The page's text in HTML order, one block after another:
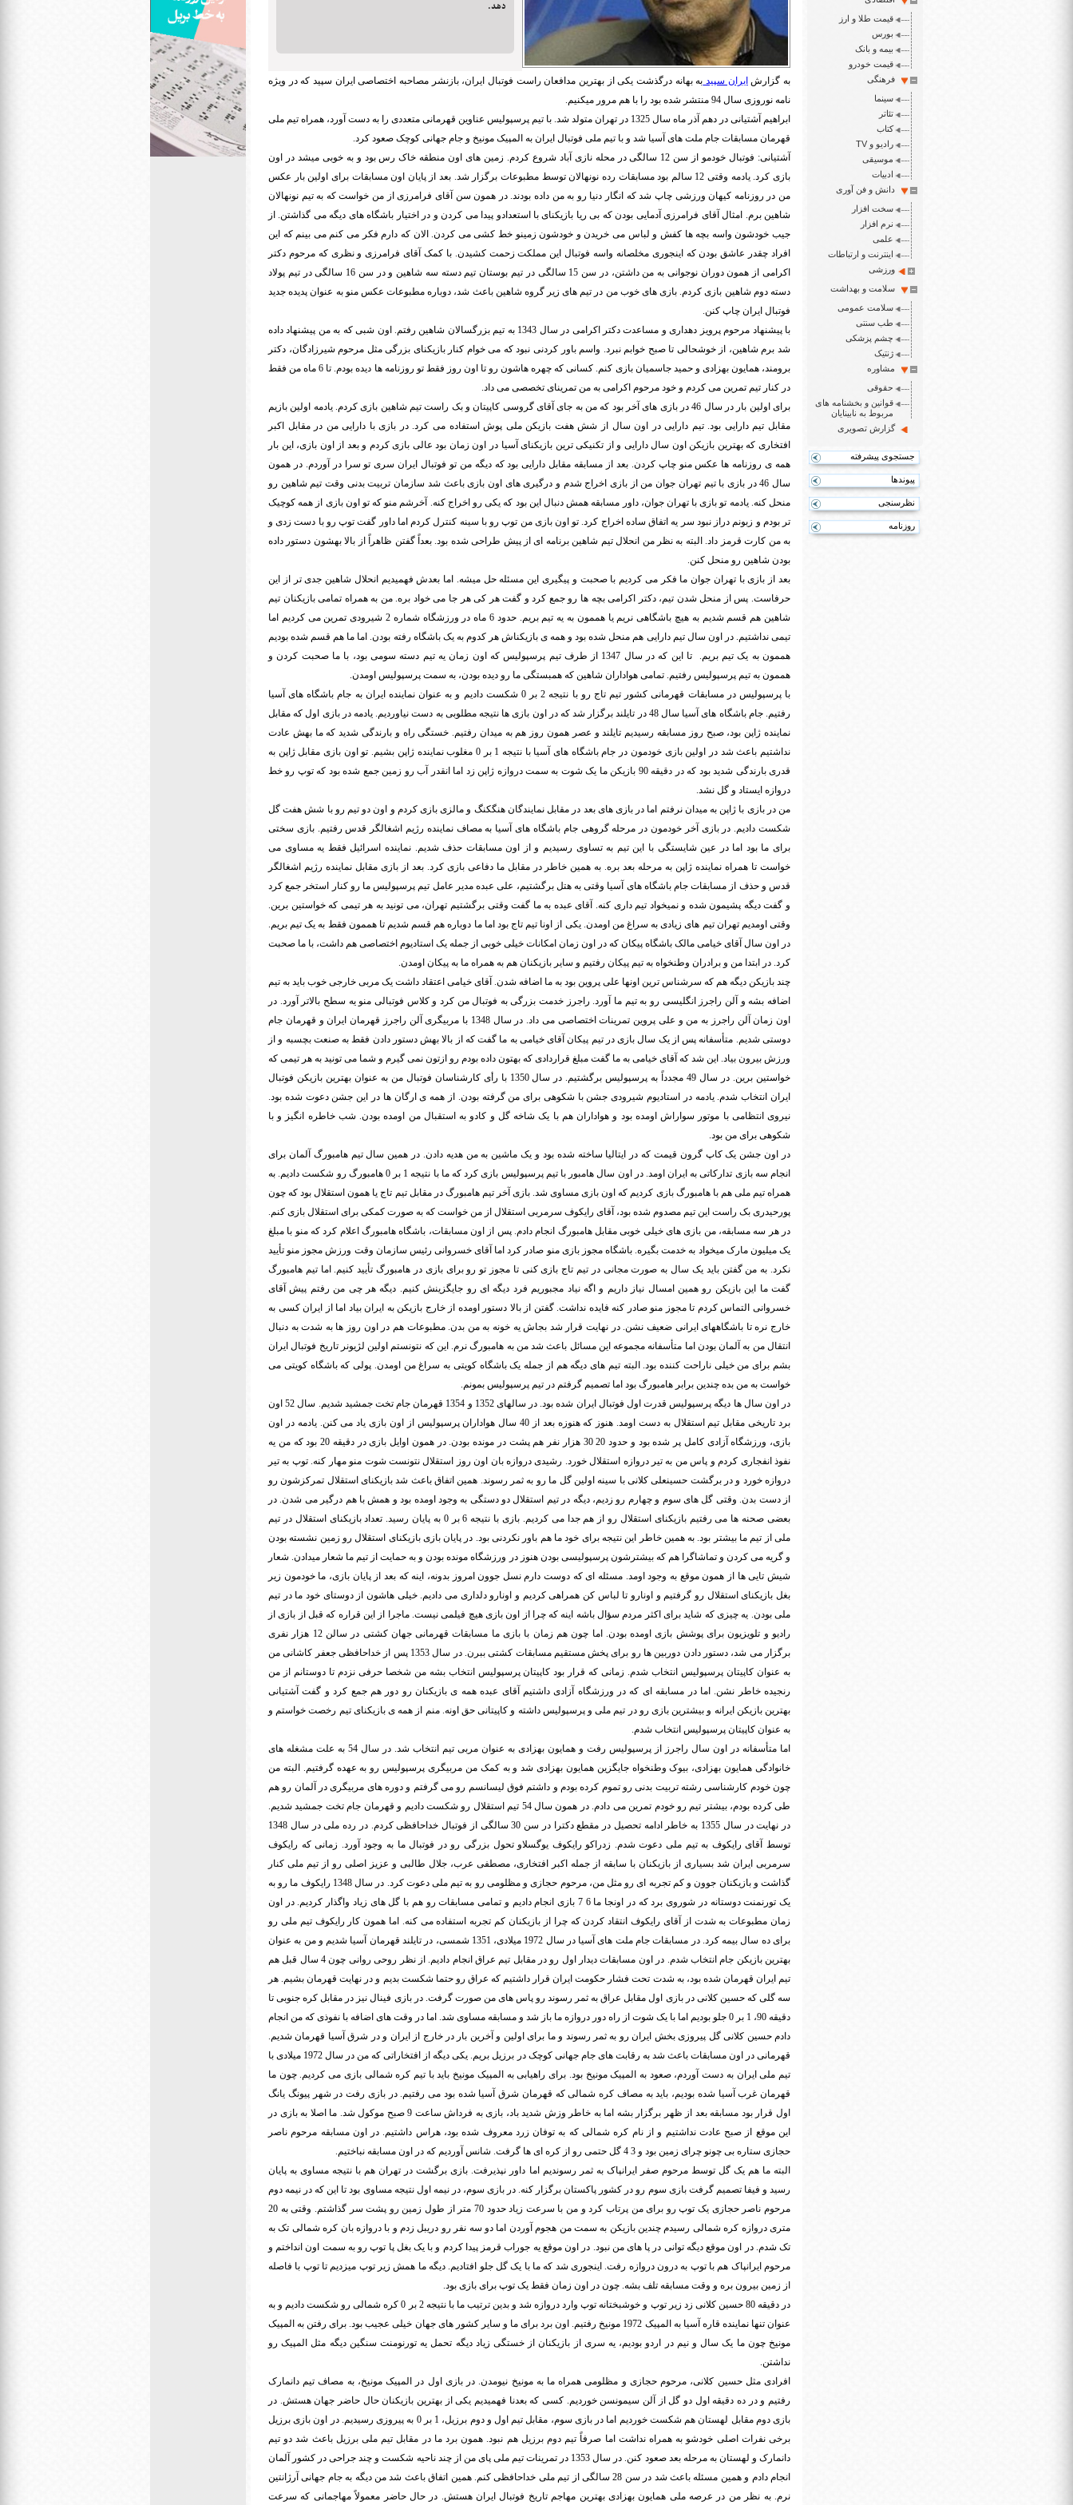
قیمت طلا و ارز
بورس
بیمه و بانک
قیمت خودرو
فرهنگی
سینما
تئاتر
کتاب
رادیو و TV
موسیقی
ادبیات
دانش و فن آوری
سخت افزار
نرم افزار
علمی
اینترنت و ارتباطات
ورزشی
سلامت و بهداشت
سلامت عمومی
طب سنتی
چشم پزشکی
ژنتیک
مشاوره
حقوقی
قوانین و بخشنامه های
مربوط به نابینایان
گزارش تصویری
جستجوی پیشرفته
پیوندها
نظرسنجی
روزنامه
دهد.
به گزارش ایران سپید به بهانه درگذشت یکی از بهترین مدافعان راست فوتبال ایران، بازنشر مصاحبه اختصاصی ایران سپید که در ویژه
نامه نوروزی سال 94 منتشر شده بود را با هم مرور میکنیم.
ابراهیم آشتیانی در دهم آذر ماه سال 1325 در تهران متولد شد. با تیم پرسپولیس عناوین قهرمانی متعددی را به دست آورد، همراه تیم ملی
قهرمان مسابقات جام ملت های آسیا شد و با تیم ملی فوتبال ایران به المپیک مونیخ و جام جهانی کوچک صعود کرد.
آشتیانی: فوتبال خودمو از سن 12 سالگی در محله نازی آباد شروع کردم. زمین های اون منطقه خاک رس بود و به خوبی میشد در اون
بازی کرد. یادمه وقتی 12 سالم بود مسابقات رده نونهالان توسط مطبوعات برگزار شد. بعد از پایان اون مسابقات برای اولین بار عکس
من در روزنامه کیهان ورزشی چاپ شد که انگار دنیا رو به من داده بودند. در همون سن آقای فرامرزی از من خواست که به تیم نونهالان
شاهین برم. امثال آقای فرامرزی آدمایی بودن که بی ریا بازیکنای با استعدادو پیدا می کردن و در اختیار باشگاه های دیگه می گذاشتن. از
جیب خودشون واسه بچه ها کفش و لباس می خریدن و خودشون زمینو خط کشی می کردن. الان که دارم فکر می کنم می بینم که این
افراد چقدر عاشق بودن که اینجوری مخلصانه واسه فوتبال این مملکت زحمت کشیدن. با کمک آقای فرامرزی و نظری که مرحوم دکتر
اکرامی از همون دوران نوجوانی به من داشتن، در سن 15 سالگی در تیم بوستان تیم دسته سه شاهین و در سن 16 سالگی در تیم پولاد
دسته دوم شاهین بازی کردم. بازی های خوب من در تیم های زیر گروه شاهین باعث شد، دوباره مطبوعات عکس منو به عنوان پدیده جدید
فوتبال ایران چاپ کنن.
با پیشنهاد مرحوم پرویز دهداری و مساعدت دکتر اکرامی در سال 1343 به تیم بزرگسالان شاهین رفتم. اون شبی که به من پیشنهاد داده
شد برم شاهین، از خوشحالی تا صبح خوابم نبرد. واسم باور کردنی نبود که می خوام کنار بازیکنای بزرگی مثل مرحوم شیرزادگان، دکتر
برومند، همایون بهزادی و حمید جاسمیان بازی کنم. کسانی که چهره هاشون رو تا اون روز فقط تو روزنامه ها دیده بودم. تا 6 ماه من فقط
در کنار تیم تمرین می کردم و خود مرحوم اکرامی به من تمرینای تخصصی می داد.
برای اولین بار در سال 46 در بازی های آخر بود که من به جای آقای گروسی کاپیتان و بک راست تیم شاهین بازی کردم. یادمه اولین بازیم
مقابل تیم دارایی بود. تیم دارایی در اون سال از شش هفت بازیکن ملی پوش استفاده می کرد. در بازی با دارایی من در مقابل اکبر
افتخاری که بهترین بازیکن اون سال دارایی و از تکنیکی ترین بازیکنای آسیا در اون زمان بود عالی بازی کردم و بعد از اون بازی، این بار
همه ی روزنامه ها عکس منو چاپ کردن. بعد از مسابقه مقابل دارایی بود که دیگه من تو فوتبال ایران سری تو سرا در آوردم. در همون
سال 46 در بازی با تیم تهران جوان من از بازی اخراج شدم و درگیری های اون بازی باعث شد سازمان تربیت بدنی وقت تیم شاهین رو
منحل کنه. یادمه تو بازی با تهران جوان، داور مسابقه همش دنبال این بود که یکی رو اخراج کنه. آخرشم منو که تو اون بازی از همه کوچیک
تر بودم و زبونم دراز نبود سر یه اتفاق ساده اخراج کرد. تو اون بازی من توپ رو با سینه کنترل کردم اما داور گفت توپ رو با دست زدی و
به من کارت قرمز داد. البته به نظر من انحلال تیم شاهین برنامه ای از پیش طراحی شده بود. بعداً گفتن ظاهراً از بالا بهشون دستور داده
بودن شاهین رو منحل کنن.
بعد از بازی با تهران جوان ما فکر می کردیم با صحبت و پیگیری این مسئله حل میشه. اما بعدش فهمیدیم انحلال شاهین جدی تر از این
حرفاست. پس از منحل شدن تیم، دکتر اکرامی بچه ها رو جمع کرد و گفت هر کی هر جا می خواد بره. من به همراه تمامی بازیکنان تیم
شاهین هم قسم شدیم به هیچ باشگاهی نریم یا هممون به یه تیم بریم. حدود 6 ماه در ورزشگاه شماره 2 شیرودی تمرین می کردیم اما
تیمی نداشتیم. در اون سال تیم دارایی هم منحل شده بود و همه ی بازیکناش هر کدوم به یک باشگاه رفته بودن. اما ما هم قسم شده بودیم
هممون به یک تیم بریم. تا این که در سال 1347 از طرف تیم پرسپولیس که اون زمان یه تیم دسته سومی بود، با ما صحبت کردن و
هممون به تیم پرسپولیس رفتیم. تمامی هواداران شاهین که همبستگی ما رو دیده بودن، به سمت پرسپولیس اومدن.
با پرسپولیس در مسابقات قهرمانی کشور تیم تاج رو با نتیجه 2 بر 0 شکست دادیم و به عنوان نماینده ایران به جام باشگاه های آسیا
رفتیم. جام باشگاه های آسیا سال 48 در تایلند برگزار شد که در اون بازی ها نتیجه مطلوبی به دست نیاوردیم. یادمه در بازی اول که مقابل
نماینده ژاپن بود، صبح روز مسابقه رسیدیم تایلند و عصر همون روز هم به میدان رفتیم. خستگی راه و بارندگی شدید که ما بهش عادت
نداشتیم باعث شد در اولین بازی خودمون در جام باشگاه های آسیا با نتیجه 1 بر 0 مغلوب نماینده ژاپن بشیم. تو اون بازی مقابل ژاپن به
قدری بارندگی شدید بود که در دقیقه 90 بازیکن ما یک شوت به سمت دروازه ژاپن زد اما انقدر آب رو زمین جمع شده بود که توپ رو خط
دروازه ایستاد و گل نشد.
من در بازی با ژاپن به میدان نرفتم اما در بازی های بعد در مقابل نمایندگان هنگکنگ و مالزی بازی کردم و اون دو تیم رو با شش هفت گل
شکست دادیم. در بازی آخر خودمون در مرحله گروهی جام باشگاه های آسیا به مصاف نماینده رژیم اشغالگر قدس رفتیم. بازی سختی
برای ما بود اما در عین شایستگی با این تیم به تساوی رسیدیم و از اون مسابقات حذف شدیم. نماینده اسرائیل فقط یه مساوی می
خواست تا همراه نماینده ژاپن به مرحله بعد بره. به همین خاطر در مقابل ما دفاعی بازی کرد. بعد از بازی مقابل نماینده رژیم اشغالگر
قدس و حذف از مسابقات جام باشگاه های آسیا وقتی به هتل برگشتیم، علی عبده مدیر عامل تیم پرسپولیس ما رو کنار استخر جمع کرد
و گفت دیگه پشیمون شده و نمیخواد تیم داری کنه. آقای عبده به ما گفت وقتی برگشتیم تهران، می تونید به هر تیمی که خواستین برین.
وقتی اومدیم تهران تیم های زیادی به سراغ من اومدن. یکی از اونا تیم تاج بود اما ما دوباره هم قسم شدیم تا هممون فقط به یک تیم بریم.
در اون سال آقای خیامی مالک باشگاه پیکان که در اون زمان امکانات خیلی خوبی از جمله یک استادیوم اختصاصی هم داشت، با ما صحبت
کرد. در ابتدا من و برادران وطنخواه به تیم پیکان رفتیم و سایر بازیکنان هم به همراه ما به پیکان اومدن.
چند بازیکن دیگه هم که سرشناس ترین اونها علی پروین بود به ما اضافه شدن. آقای خیامی اعتقاد داشت یک مربی خارجی خوب باید به تیم
اضافه بشه و آلن راجرز انگلیسی رو به تیم ما آورد. راجرز خدمت بزرگی به فوتبال من کرد و کلاس فوتبالی منو یه سطح بالاتر آورد. در
اون زمان آلن راجرز به من و علی پروین تمرینات اختصاصی می داد. در سال 1348 با مربیگری آلن راجرز قهرمان ایران و قهرمان جام
دوستی شدیم. متأسفانه پس از یک سال بازی در تیم پیکان آقای خیامی به ما گفت که از بالا بهش دستور دادن فقط به صنعت بچسبه و از
ورزش بیرون بیاد. این شد که آقای خیامی به ما گفت مبلغ قراردادی که بهتون داده بودم رو ازتون نمی گیرم و شما می تونید به هر تیمی که
خواستین برین. در سال 49 مجدداً به پرسپولیس برگشتیم. در سال 1350 با رأی کارشناسان فوتبال من به عنوان بهترین بازیکن فوتبال
ایران انتخاب شدم. یادمه در استادیوم شیرودی جشن با شکوهی برای من گرفته بودن. از همه ی ارگان ها در این جشن دعوت شده بود.
نیروی انتظامی با موتور سواراش اومده بود و هواداران هم با یک شاخه گل و کادو به استقبال من اومده بودن. شب خاطره انگیز و با
شکوهی برای من بود.
در اون جشن یک کاپ گرون قیمت که در ایتالیا ساخته شده بود و یک ماشین به من هدیه دادن. در همین سال تیم هامبورگ آلمان برای
انجام سه بازی تدارکاتی به ایران اومد. در اون سال هامبور با تیم پرسپولیس بازی کرد که ما با نتیجه 1 بر 0 هامبورگ رو شکست دادیم. به
همراه تیم ملی هم با هامبورگ بازی کردیم که اون بازی مساوی شد. بازی آخر تیم هامبورگ در مقابل تیم تاج یا همون استقلال بود که چون
پورحیدری بک راست این تیم مصدوم شده بود، آقای رایکوف سرمربی استقلال از من خواست که به صورت کمکی برای استقلال بازی کنم.
در هر سه مسابقه، من بازی های خیلی خوبی مقابل هامبورگ انجام دادم. پس از اون مسابقات، باشگاه هامبورگ اعلام کرد که منو با مبلغ
یک میلیون مارک میخواد به خدمت بگیره. باشگاه مجوز بازی منو صادر کرد اما آقای خسروانی رئیس سازمان وقت ورزش مجوز منو تأیید
نکرد. به من گفتن باید یک سال به صورت مجانی در تیم تاج بازی کنی تا مجوز تو رو برای بازی در هامبورگ تأیید کنیم. اما تیم هامبورگ
گفت ما این بازیکن رو همین امسال نیاز داریم و اگه نیاد مجبوریم فرد دیگه ای رو جایگزینش کنیم. دیگه هر چی من رفتم پیش آقای
خسروانی التماس کردم تا مجوز منو صادر کنه فایده نداشت. گفتن از بالا دستور اومده از خارج بازیکن به ایران بیاد اما از ایران کسی به
خارج نره تا باشگاههای ایرانی ضعیف نشن. در نهایت قرار شد بجاش یه خونه به من بدن. مطبوعات هم در اون روز ها به شدت به دنبال
انتقال من به آلمان بودن اما متأسفانه مجموعه این مسائل باعث شد من به هامبورگ نرم. این که نتونستم اولین لژیونر تاریخ فوتبال ایران
بشم برای من خیلی ناراحت کننده بود. البته تیم های دیگه هم از جمله یک باشگاه کویتی به سراغ من اومدن. پولی که باشگاه کویتی می
خواست به من بده چندین برابر هامبورگ بود اما تصمیم گرفتم در تیم پرسپولیس بمونم.
در اون سال ها دیگه پرسپولیس قدرت اول فوتبال ایران شده بود. در سالهای 1352 و 1354 قهرمان جام تخت جمشید شدیم. سال 52 اون
برد تاریخی مقابل تیم استقلال به دست اومد. هنوز که هنوزه بعد از 40 سال هواداران پرسپولیس از اون بازی یاد می کنن. یادمه در اون
بازی، ورزشگاه آزادی کامل پر شده بود و حدود 20 30 هزار نفر هم پشت در مونده بودن. در همون اوایل بازی در دقیقه 20 بود که من یه
نفوذ انفجاری کردم و پاس من به تیر دروازه استقلال خورد. رشیدی دروازه بان اون روز استقلال نتونست شوت منو مهار کنه. توپ به تیر
دروازه خورد و در برگشت حسینعلی کلانی با سینه اولین گل ما رو به ثمر رسوند. همین اتفاق باعث شد بازیکنای استقلال تمرکزشون رو
از دست بدن. وقتی گل های سوم و چهارم رو زدیم، دیگه در تیم استقلال دو دستگی به وجود اومده بود و همش با هم درگیر می شدن. در
بعضی صحنه ها می رفتیم بازیکنای استقلال رو از هم جدا می کردیم. بازی با نتیجه 6 بر 0 به پایان رسید. تعداد بازیکنای استقلال در تیم
ملی از تیم ما بیشتر بود. به همین خاطر این نتیجه برای خود ما هم باور نکردنی بود. در پایان بازی بازیکنای استقلال رو زمین نشسته بودن
و گریه می کردن و تماشاگرا هم که بیشترشون پرسپولیسی بودن هنوز در ورزشگاه مونده بودن و به حمایت از تیم ما شعار میدادن. شعار
شیش تایی ها از همون موقع به وجود اومد. مسئله ای که دوست دارم نسل جوون امروز بدونه، اینه که بعد از پایان بازی، ما خودمون زیر
بغل بازیکنای استقلال رو گرفتیم و اونارو تا لباس کن همراهی کردیم و اونارو دلداری می دادیم. خیلی هاشون از دوستای خود ما در تیم
ملی بودن. یه چیزی که شاید برای اکثر مردم سؤال باشه اینه که چرا از اون بازی هیچ فیلمی نیست. ماجرا از این قراره که قبل از بازی از
رادیو و تلویزیون برای پوشش بازی اومده بودن. اما چون هم زمان با بازی ما مسابقات قهرمانی جهان کشتی در سالن 12 هزار نفری
برگزار می شد، دستور دادن دوربین ها رو برای پخش مستقیم مسابقات کشتی ببرن. در سال 1353 پس از خداحافظی جعفر کاشانی من
به عنوان کاپیتان پرسپولیس انتخاب شدم. زمانی که قرار بود کاپیتان پرسپولیس انتخاب بشه من شخصا حرفی نزدم تا دوستانم از من
رنجیده خاطر نشن. اما در مسابقه ای که در ورزشگاه آزادی داشتیم آقای عبده همه ی بازیکنان رو دور هم جمع کرد و گفت آشتیانی
بهترین بازیکن ایرانه و بیشترین بازی رو در تیم ملی و پرسپولیس داشته و کاپیتانی حق اونه. منم از همه ی بازیکنای تیم رخصت خواستم و
به عنوان کاپیتان پرسپولیس انتخاب شدم.
اما متأسفانه در اون سال راجرز از پرسپولیس رفت و همایون بهزادی به عنوان مربی تیم انتخاب شد. در سال 54 به علت مشغله های
خانوادگی همایون بهزادی، بیوک وطنخواه جایگزین همایون بهزادی شد و به کمک من مربیگری پرسپولیس رو به عهده گرفتیم. البته من
چون خودم کارشناسی رشته تربیت بدنی رو تموم کرده بودم و داشتم فوق لیسانسم رو می گرفتم و دوره های مربیگری در آلمان رو هم
طی کرده بودم، بیشتر تیم رو خودم تمرین می دادم. در همون سال 54 تیم استقلال رو شکست دادیم و قهرمان جام تخت جمشید شدیم.
در نهایت در سال 1355 به خاطر ادامه تحصیل در مقطع دکترا در سن 30 سالگی از فوتبال خداحافظی کردم. در رده ملی در سال 1348
توسط آقای رایکوف به تیم ملی دعوت شدم. زدراکو رایکوف یوگسلاو تحول بزرگی رو در فوتبال ما به وجود آورد. زمانی که رایکوف
سرمربی ایران شد بسیاری از بازیکنان با سابقه از جمله اکبر افتخاری، مصطفی عرب، جلال طالبی و عزیز اصلی رو از تیم ملی کنار
گذاشت و بازیکنان جوون و کم تجربه ای رو مثل من، مرحوم حجازی و مظلومی رو به تیم ملی دعوت کرد. در سال 1348 رایکوف ما رو به
یک تورنمنت دوستانه در شوروی برد که در اونجا ما 6 7 بازی انجام دادیم و تمامی مسابقات رو هم با گل های زیاد واگذار کردیم. در اون
زمان مطبوعات به شدت از آقای رایکوف انتقاد کردن که چرا از بازیکنان کم تجربه استفاده می کنه. اما همون کار رایکوف تیم ملی رو
برای ده سال بیمه کرد. در مسابقات جام ملت های آسیا در سال 1972 میلادی، 1351 شمسی، در تایلند قهرمان آسیا شدیم و من به عنوان
بهترین بازیکن جام انتخاب شدم. در اون مسابقات دیدار اول رو در مقابل تیم عراق انجام دادیم. از نظر روحی روانی چون 4 سال قبل هم
تیم ایران قهرمان شده بود، به شدت تحت فشار حکومت ایران قرار داشتیم که عراق رو حتما شکست بدیم و در نهایت قهرمان بشیم. هر
سه گلی که حسین کلانی در بازی اول مقابل عراق به ثمر رسوند رو پاس های من صورت گرفت. در بازی فینال نیز در مقابل کره جنوبی تا
دقیقه 90، 1 بر 0 جلو بودیم اما با یک شوت از راه دور دروازه ما باز شد و مسابقه مساوی شد. اما در وقت های اضافه با نفوذی که من انجام
دادم حسین کلانی گل پیروزی بخش ایران رو به ثمر رسوند و ما برای اولین و آخرین بار در خارج از ایران و در شرق آسیا قهرمان شدیم.
قهرمانی در اون مسابقات باعث شد به رقابت های جام جهانی کوچک در برزیل بریم. یکی دیگه از افتخاراتی که من در سال 1972 میلادی با
تیم ملی ایران به دست آوردم، صعود به المپیک مونیخ بود. برای راهیابی به المپیک مونیخ باید با تیم کره شمالی بازی می کردیم. چون ما
قهرمان غرب آسیا شده بودیم، باید به مصاف کره شمالی که قهرمان شرق آسیا شده بود می رفتیم. در بازی رفت در شهر پیونگ یانگ
اول قرار بود مسابقه بعد از ظهر برگزار بشه اما به خاطر وزش شدید باد، بازی به فرداش ساعت 9 صبح موکول شد. ما اصلا به بازی در
این موقع از صبح عادت نداشتیم و از نام کره شمالی که به توفان زرد معروف شده بود، هراس داشتیم. در اون مسابقه مرحوم ناصر
حجازی ستاره بی چونو چرای زمین بود و 3 4 گل حتمی رو از کره ای ها گرفت. شانس آوردیم که در اون مسابقه نباختیم.
البته ما هم یک گل توسط مرحوم صفر ایرانپاک به ثمر رسوندیم اما داور نپذیرفت. بازی برگشت در تهران هم با نتیجه مساوی به پایان
رسید و فیفا تصمیم گرفت بازی سوم رو در کشور پاکستان برگزار کنه. در بازی سوم، در نیمه اول نتیجه مساوی بود تا این که در نیمه دوم
مرحوم ناصر حجازی یک توپ رو برای من پرتاب کرد و من با سرعت زیاد حدود 70 متر از طول زمین رو پشت سر گذاشتم. وقتی به 20
متری دروازه کره شمالی رسیدم چندین بازیکن به سمت من هجوم آوردن اما دو سه نفر رو دریبل زدم و با دروازه بان کره شمالی تک به
تک شدم. در اون موقع دیگه توانی در پا های من نبود. در اون موقع یه جوراب قرمز پیدا کردم و با یک بغل پا توپ رو به سمت اون انداختم و
مرحوم ایرانپاک هم با توپ به درون دروازه رفت. اینجوری شد که ما با یک گل جلو افتادیم. دیگه ما همش زیر توپ میزدیم تا توپ با فاصله
از زمین بیرون بره و وقت مسابقه تلف بشه. چون در اون زمان فقط یک توپ برای بازی بود.
در دقیقه 80 حسین کلانی زد زیر توپ و خوشبختانه توپ وارد دروازه شد و بدین ترتیب ما با نتیجه 2 بر 0 کره شمالی رو شکست دادیم و به
عنوان تنها نماینده قاره آسیا به المپیک 1972 مونیخ رفتیم. اون برد برای ما و سایر کشور های جهان خیلی عجیب بود. برای رفتن به المپیک
مونیخ چون ما یک سال و نیم در اردو بودیم، یه سری از بازیکنان از خستگی زیاد دیگه تحمل یه تورنومنت سنگین دیگه مثل المپیک رو
نداشتن.
افرادی مثل حسین کلانی، مرحوم حجازی و مظلومی همراه ما به مونیخ نیومدن. در بازی اول در المپیک مونیخ، به مصاف تیم دانمارک
رفتیم و در ده دقیقه اول دو گل از آلن سیمونسن خوردیم. کسی که بعدنا فهمیدیم یکی از بهترین بازیکنان حال حاضر جهان هستش. در
بازی دوم مقابل لهستان هم شکست خوردیم اما در بازی سوم، مقابل تیم اول و دوم برزیل، 1 بر 0 به پیروزی رسیدیم. در اون بازی برزیل
برخی نفرات اصلی خودشو به همراه نداشت اما صرفاً تیم دوم برزیل هم نبود. همون برد ما در مقابل تیم ملی برزیل باعث شد دو تیم
دانمارک و لهستان به مرحله بعد صعود کنن. در سال 1353 در تمرینات تیم ملی پای من از چند ناحیه شکست و چند جراحی در کشور آلمان
انجام دادم و همین مسئله باعث شد در سن 28 سالگی از تیم ملی خداحافظی کنم. همین اتفاق باعث شد من دیگه به جام جهانی آرژانتین
نرم. به نظر من در عرصه ملی همایون بهزادی بهترین مهاجم تاریخ فوتبال ایران هستش. در حال حاضر معمولاً مهاجمانی که سرعت